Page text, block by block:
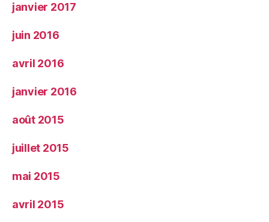
janvier 2017
juin 2016
avril 2016
janvier 2016
août 2015
juillet 2015
mai 2015
avril 2015